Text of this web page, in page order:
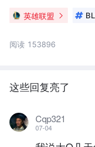
英雄联盟
阅读 153896
这些回复亮了
Cqp321
07-04